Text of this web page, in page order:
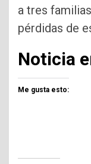
a tres
pérdidas de
Noticia
Me gusta esto: